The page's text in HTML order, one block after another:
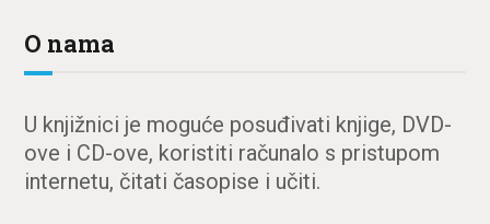
O nama
U knjižnici je moguće posuđivati knjige, DVD-
ove i CD-ove, koristiti računalo s pristupom
internetu, čitati časopise i učiti.